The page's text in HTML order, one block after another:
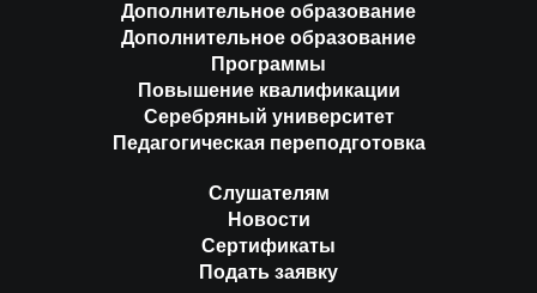
Дополнительное образование
Дополнительное образование
Программы
Повышение квалификации
Серебряный университет
Педагогическая переподготовка
Слушателям
Новости
Сертификаты
Подать заявку